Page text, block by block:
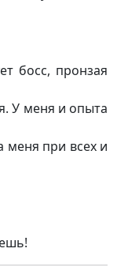
босс, пронзая
У меня и опыта
меня при всех и